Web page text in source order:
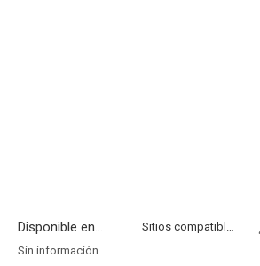
Disponible en...
Sitios compatibles
Sin información